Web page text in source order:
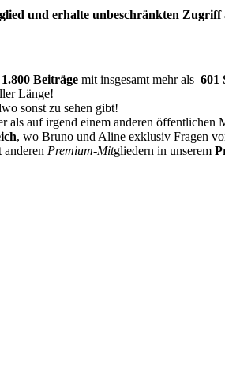
und erhalte unbeschränkten Zugriff
1.800 Beiträge mit insgesamt mehr als 601
Länge!
sonst zu sehen gibt!
als auf irgend einem anderen öffentlichen
, wo Bruno und Aline exklusiv Fragen
Premium-Mitgliedern in unserem